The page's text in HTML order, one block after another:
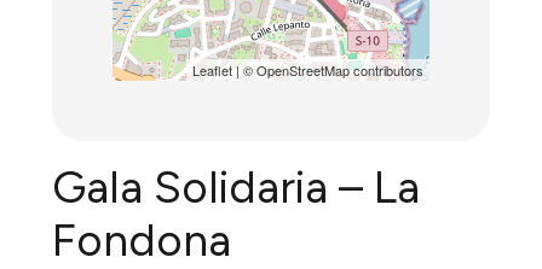
Leaflet| ©OpenStreetMapcontributors
Gala Solidaria – La
Fondona